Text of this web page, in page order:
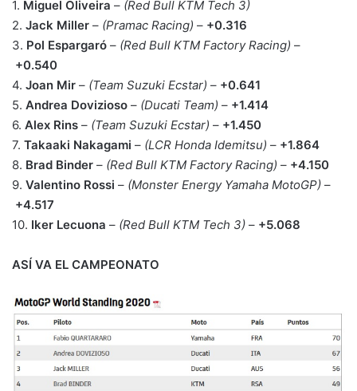
1. Miguel Oliveira – (Red Bull KTM Tech 3)
2. Jack Miller – (Pramac Racing) – +0.316
3. Pol Espargaró – (Red Bull KTM Factory Racing) –
+0.540
4. Joan Mir – (Team Suzuki Ecstar) – +0.641
5. Andrea Dovizioso – (Ducati Team) – +1.414
6. Alex Rins – (Team Suzuki Ecstar) – +1.450
7. Takaaki Nakagami – (LCR Honda Idemitsu) – +1.864
8. Brad Binder – (Red Bull KTM Factory Racing) – +4.150
9. Valentino Rossi – (Monster Energy Yamaha MotoGP) –
+4.517
10. Iker Lecuona – (Red Bull KTM Tech 3) – +5.068
ASÍ VA EL CAMPEONATO